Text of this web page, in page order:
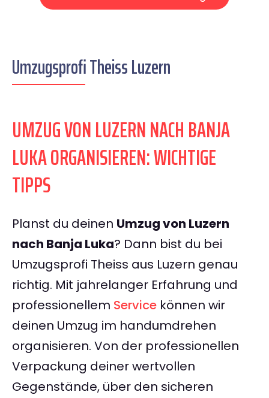
Umzugsprofi Theiss Luzern
UMZUG VON LUZERN NACH BANJA
LUKA ORGANISIEREN: WICHTIGE
TIPPS
Planst du deinen Umzug von Luzern
nach Banja Luka? Dann bist du bei
Umzugsprofi Theiss aus Luzern genau
richtig. Mit jahrelanger Erfahrung und
professionellem Service können wir
deinen Umzug im handumdrehen
organisieren. Von der professionellen
Verpackung deiner wertvollen
Gegenstände, über den sicheren